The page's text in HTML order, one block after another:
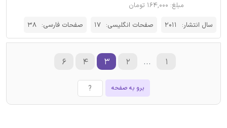
مبلغ: ۱۶۴,۰۰۰ تومان
سال انتشار:
2011 صفحات انگلیسی: 17 صفحات فارسی: 38
برو به صفحه
۱ ... ۲ ۳ ۴ ۶